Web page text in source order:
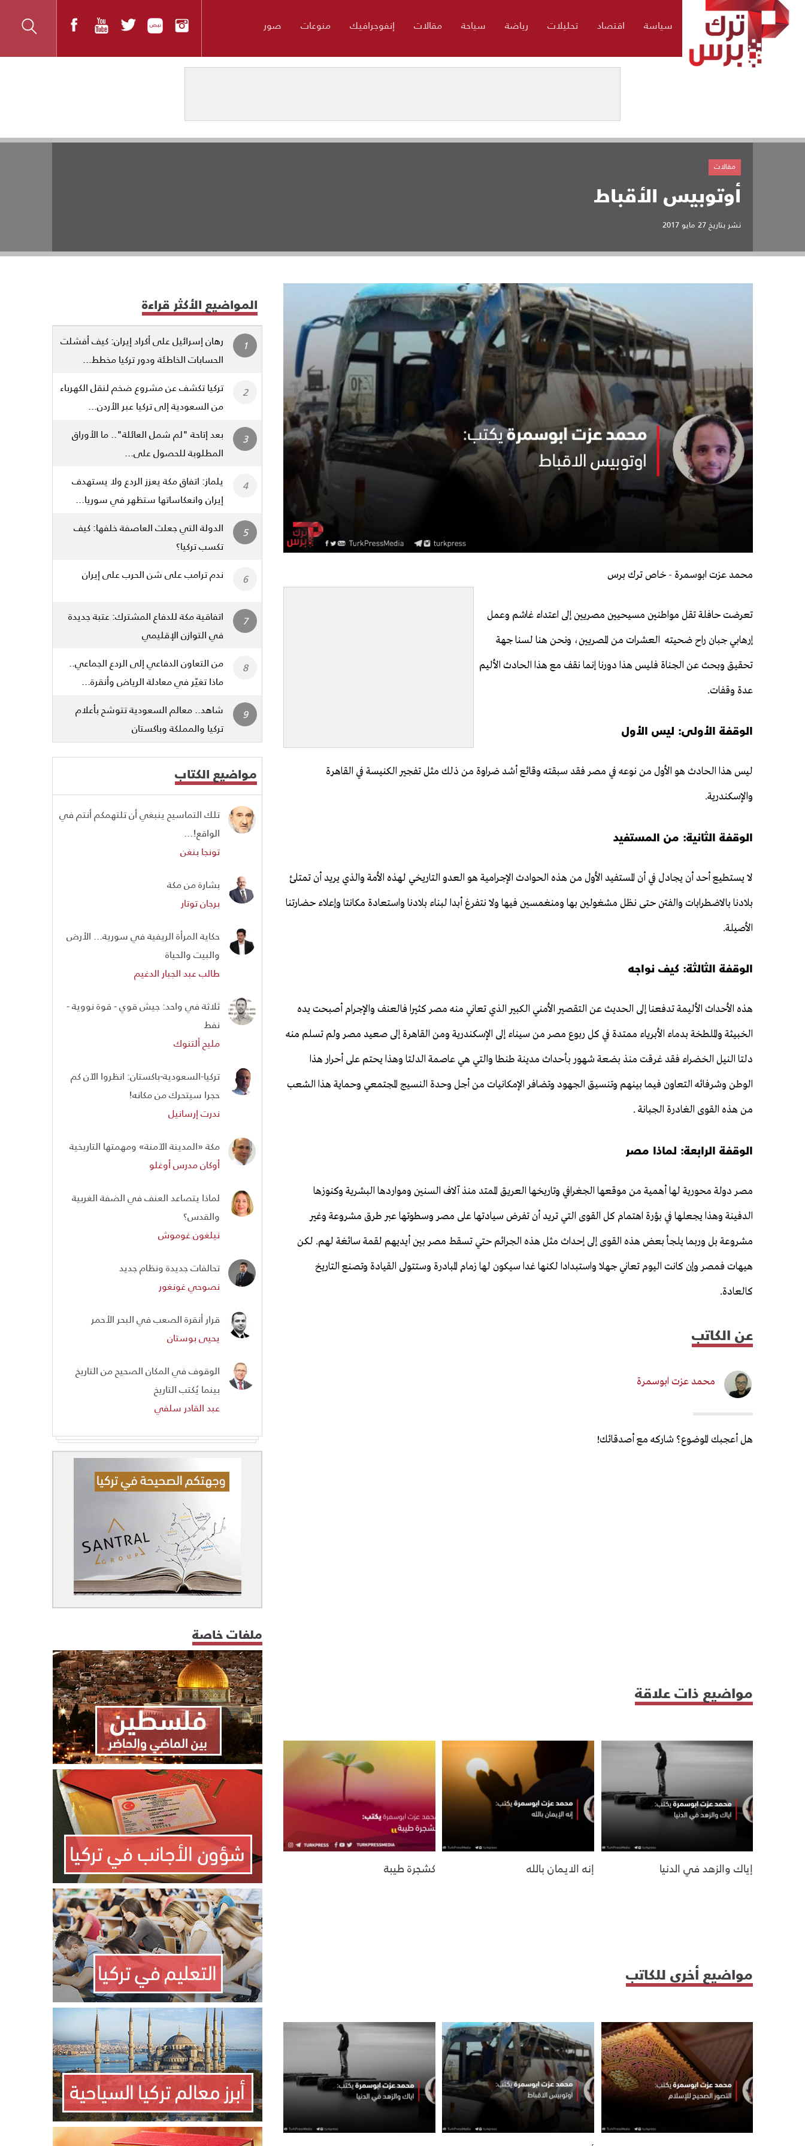
سياسة اقتصاد تحليلات رياضة سياحة مقالات إنفوجرافيك منوعات صور
أوتوبيس الأقباط
نشر بتاريخ27 مايو 2017
مقالات
محمد عزت ابوسمرة - خاص ترك برس
تعرضت حافلة تقل مواطنين مسيحيين مصريين إلى اعتداء غاشم وعمل
إرهابي جبان راح ضحيته العشرات من المصريين، ونحن هنا لسنا جهة
تحقيق وبحث عن الجناة فليس هذا دورنا إنما نقف مع هذا الحادث الأليم
عدة وقفات.
الوقفة الأولى: ليس الأول
ليس هذا الحادث هو الأول من نوعه في مصر فقد سبقته وقائع أشد ضراوة من ذلك مثل تفجير الكنيسة في القاهرة
والإسكندرية.
الوقفة الثانية: من المستفيد
لا يستطيع أحد أن يجادل في أن المستفيد الأول من هذه الحوادث الإجرامية هو العدو التاريخي لهذه الأمة والذي يريد أن تمتلئ
بلادنا بالاضطرابات والفتن حتى نظل مشغولين بها ومنغمسين فيها ولا نتفرغ أبدا لبناء بلادنا واستعادة مكانتا وإعلاء حضارتنا
الأصيلة.
الوقفة الثالثة: كيف نواجه
هذه الأحداث الأليمة تدفعنا إلى الحديث عن التقصير الأمني الكبير الذي تعاني منه مصر كثيرا فالعنف والإجرام أصبحت يده
الخبيثة والملطخة بدماء الأبرياء ممتدة في كل ربوع مصر من سيناء إلى الإسكندرية ومن القاهرة إلى صعيد مصر ولم تسلم منه
دلتا النيل الخضراء فقد غرقت منذ بضعة شهور بأحداث مدينة طنطا والتي هي عاصمة الدلتا وهذا يحتم على أحرار هذا
الوطن وشرفائه التعاون فيما بينهم وتنسيق الجهود وتضافر الإمكانيات من أجل وحدة النسيج المجتمعي وحماية هذا الشعب
من هذه القوى الغادرة الجبانة .
الوقفة الرابعة: لماذا مصر
مصر دولة محورية لها أهمية من موقعها الجغرافي وتاريخها العريق الممتد منذ آلاف السنين ومواردها البشرية وكنوزها
الدفينة وهذا يجعلها في بؤرة اهتمام كل القوى التي تريد أن تفرض سيادتها على مصر وسطوتها عبر طرق مشروعة وغير
مشروعة بل وربما يلجأ بعض هذه القوى إلى إحداث مثل هذه الجرائم حتي تسقط مصر بين أيديهم لقمة سائغة لهم. لكن
هيهات فمصر وإن كانت اليوم تعاني جهلا واستبدادا لكنها غدا سيكون لها زمام المبادرة وستتولى القيادة وتصنع التاريخ
كالعادة.
عن الكاتب
محمد عزت ابوسمرة
هل أعجبك الموضوع؟ شاركه مع أصدقائك!
مواضيع ذات علاقة
إياك والزهد في الدنيا إنه الايمان بالله كشجرة طيبة
مواضيع أخرى للكاتب
المواضيع الأكثر قراءة
رهان إسرائيل على أكراد إيران: كيف أفشلت
الحسابات الخاطئة ودور تركيا مخطط...
تركيا تكشف عن مشروع ضخم لنقل الكهرباء
من السعودية إلى تركيا عبر الأردن...
بعد إتاحة "لم شمل العائلة".. ما الأوراق
المطلوبة للحصول على...
يلماز: اتفاق مكة يعزز الردع ولا يستهدف
إيران وانعكاساتها ستظهر في سوريا...
الدولة التي جعلت العاصفة خلفها: كيف
تكسب تركيا؟
ندم ترامب على شن الحرب على إيران
اتفاقية مكة للدفاع المشترك: عتبة جديدة
في التوازن الإقليمي
من التعاون الدفاعي إلى الردع الجماعي..
ماذا تغيّر في معادلة الرياض وأنقرة...
شاهد.. معالم السعودية تتوشح بأعلام
تركيا والمملكة وباكستان
مواضيع الكتاب
تلك التماسيح ينبغي أن تلتهمكم أنتم في
الواقع!...
تونجا بنغن
بشارة من مكة
برجان توتار
حكاية المرأة الريفية في سورية... الأرض
والبيت والحياة
طالب عبد الجبار الدغيم
ثلاثة في واحد: جيش قوي - قوة نووية -
نفط
مليح ألتنوك
تركيا-السعودية-باكستان: انظروا الآن كم
حجرا سيتحرك من مكانه!
ندرت إرسانيل
مكة «المدينة الآمنة» ومهمتها التاريخية
أوكان مدرس أوغلو
لماذا يتصاعد العنف في الضفة الغربية
والقدس؟
نيلغون غوموش
تحالفات جديدة ونظام جديد
نصوحي غونغور
قرار أنقرة الصعب في البحر الأحمر
يحيى بوستان
الوقوف في المكان الصحيح من التاريخ
بينما يُكتب التاريخ
عبد القادر سلفي
ملفات خاصة